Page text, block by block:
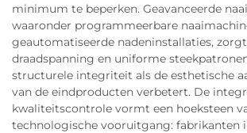
minimum te beperken. Geavanceerde
waaronder programmeerbare
geautomatiseerde nadeninstallaties,
draadspanning en uniforme
structurele integriteit als de esthetische
van de eindproducten verbetert. De
kwaliteitscontrole vormt een hoeksteen
technologische vooruitgang: fabrikanten